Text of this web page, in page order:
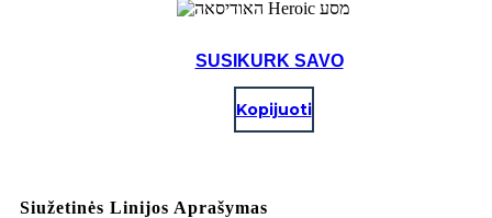
SUSIKURK SAVO
Kopijuoti
Siužetinės Linijos Aprašymas